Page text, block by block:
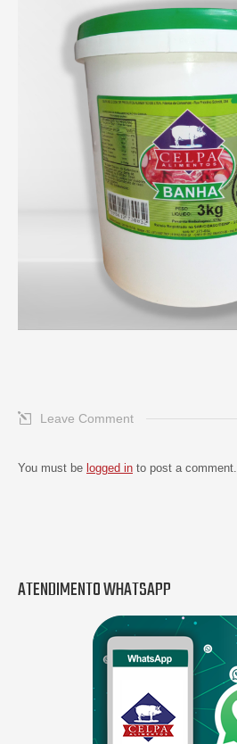
Leave Comment
You must be logged in to post a comment.
ATENDIMENTO WHATSAPP